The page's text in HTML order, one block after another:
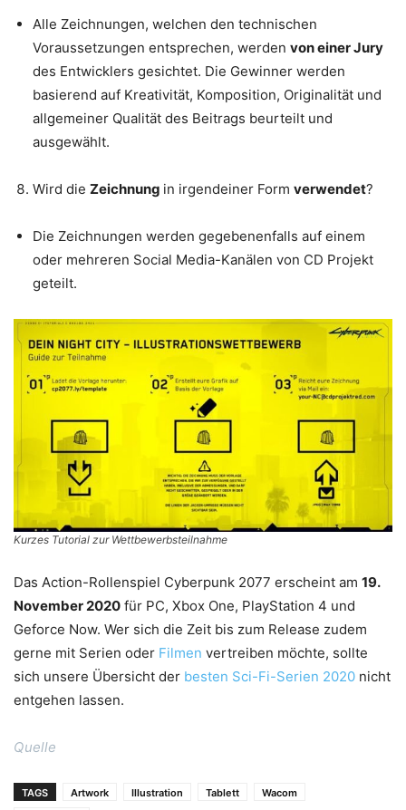
Alle Zeichnungen, welchen den technischen
Voraussetzungen entsprechen, werden von einer Jury
des Entwicklers gesichtet. Die Gewinner werden
basierend auf Kreativität, Komposition, Originalität und
allgemeiner Qualität des Beitrags beurteilt und
ausgewählt.
Wird die Zeichnung in irgendeiner Form verwendet?
Die Zeichnungen werden gegebenenfalls auf einem
oder mehreren Social Media-Kanälen von CD Projekt
geteilt.
Kurzes Tutorial zur Wettbewerbsteilnahme
Das Action-Rollenspiel Cyberpunk 2077 erscheint am 19.
November 2020 für PC, Xbox One, PlayStation 4 und
Geforce Now. Wer sich die Zeit bis zum Release zudem
gerne mit Serien oder Filmen vertreiben möchte, sollte
sich unsere Übersicht der besten Sci-Fi-Serien 2020 nicht
entgehen lassen.
Quelle
TAGS Artwork Illustration Tablett
Wacom